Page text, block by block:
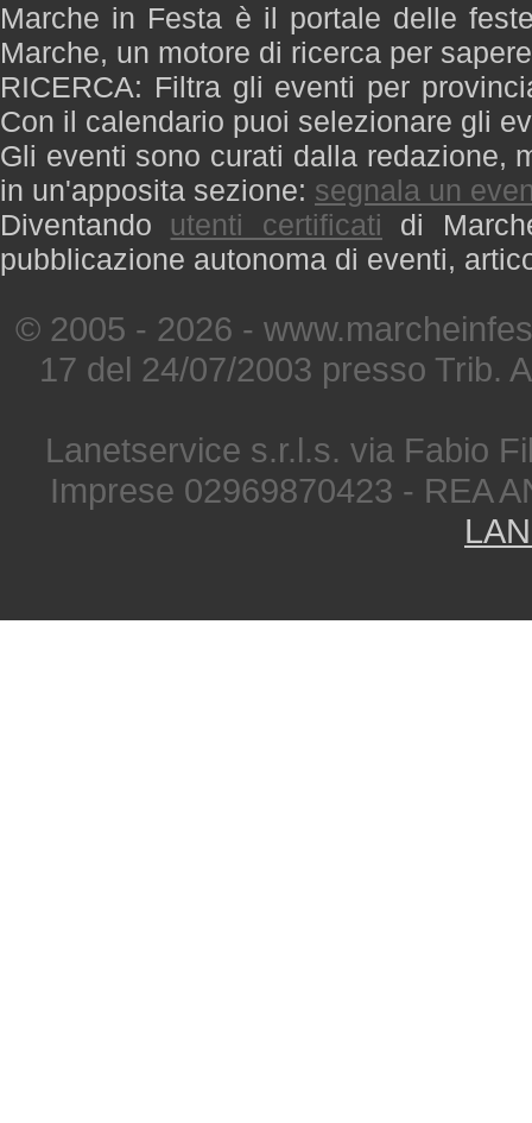
Marche in Festa è il portale delle
Marche, un motore di ricerca per
RICERCA: Filtra gli eventi per
Con il calendario puoi selezionare gli
Gli eventi sono curati dalla redazione,
in un'apposita sezione: segnala un
Diventando utenti certificati di
pubblicazione autonoma di eventi,
© 2005 - 2026 -
17 del 24/07/2003 presso Trib.
Lanetservice s.r.l.s. via Fabio
Imprese 02969870423 - REA